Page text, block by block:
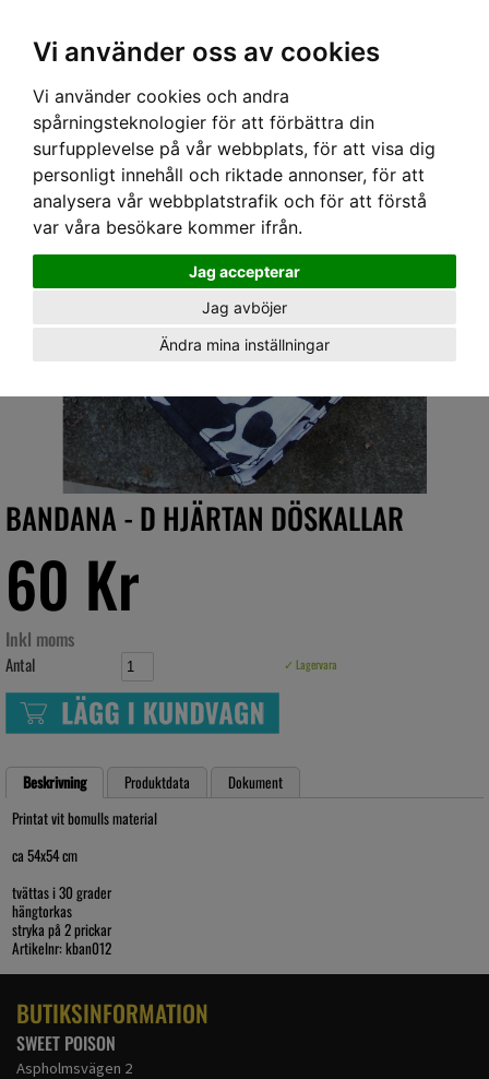
Vi använder oss av cookies
Vi använder cookies och andra
spårningsteknologier för att förbättra din
surfupplevelse på vår webbplats, för att visa dig
personligt innehåll och riktade annonser, för att
analysera vår webbplatstrafik och för att förstå
var våra besökare kommer ifrån.
Jag accepterar
Jag avböjer
Ändra mina inställningar
Hem› ACCESSOARER ›HÅRACCESSOARER › BANDANA - D HJÄRTAN DÖSKALLAR
BANDANA - D HJÄRTAN DÖSKALLAR
60 Kr
Inkl moms
Antal ✓ Lagervara
Beskrivning Produktdata
Dokument
Printat vit bomulls material
ca 54x54 cm
tvättas i 30 grader
hängtorkas
stryka på 2 prickar
Artikelnr: kban012
BUTIKSINFORMATION
SWEET POISON
Aspholmsvägen 2